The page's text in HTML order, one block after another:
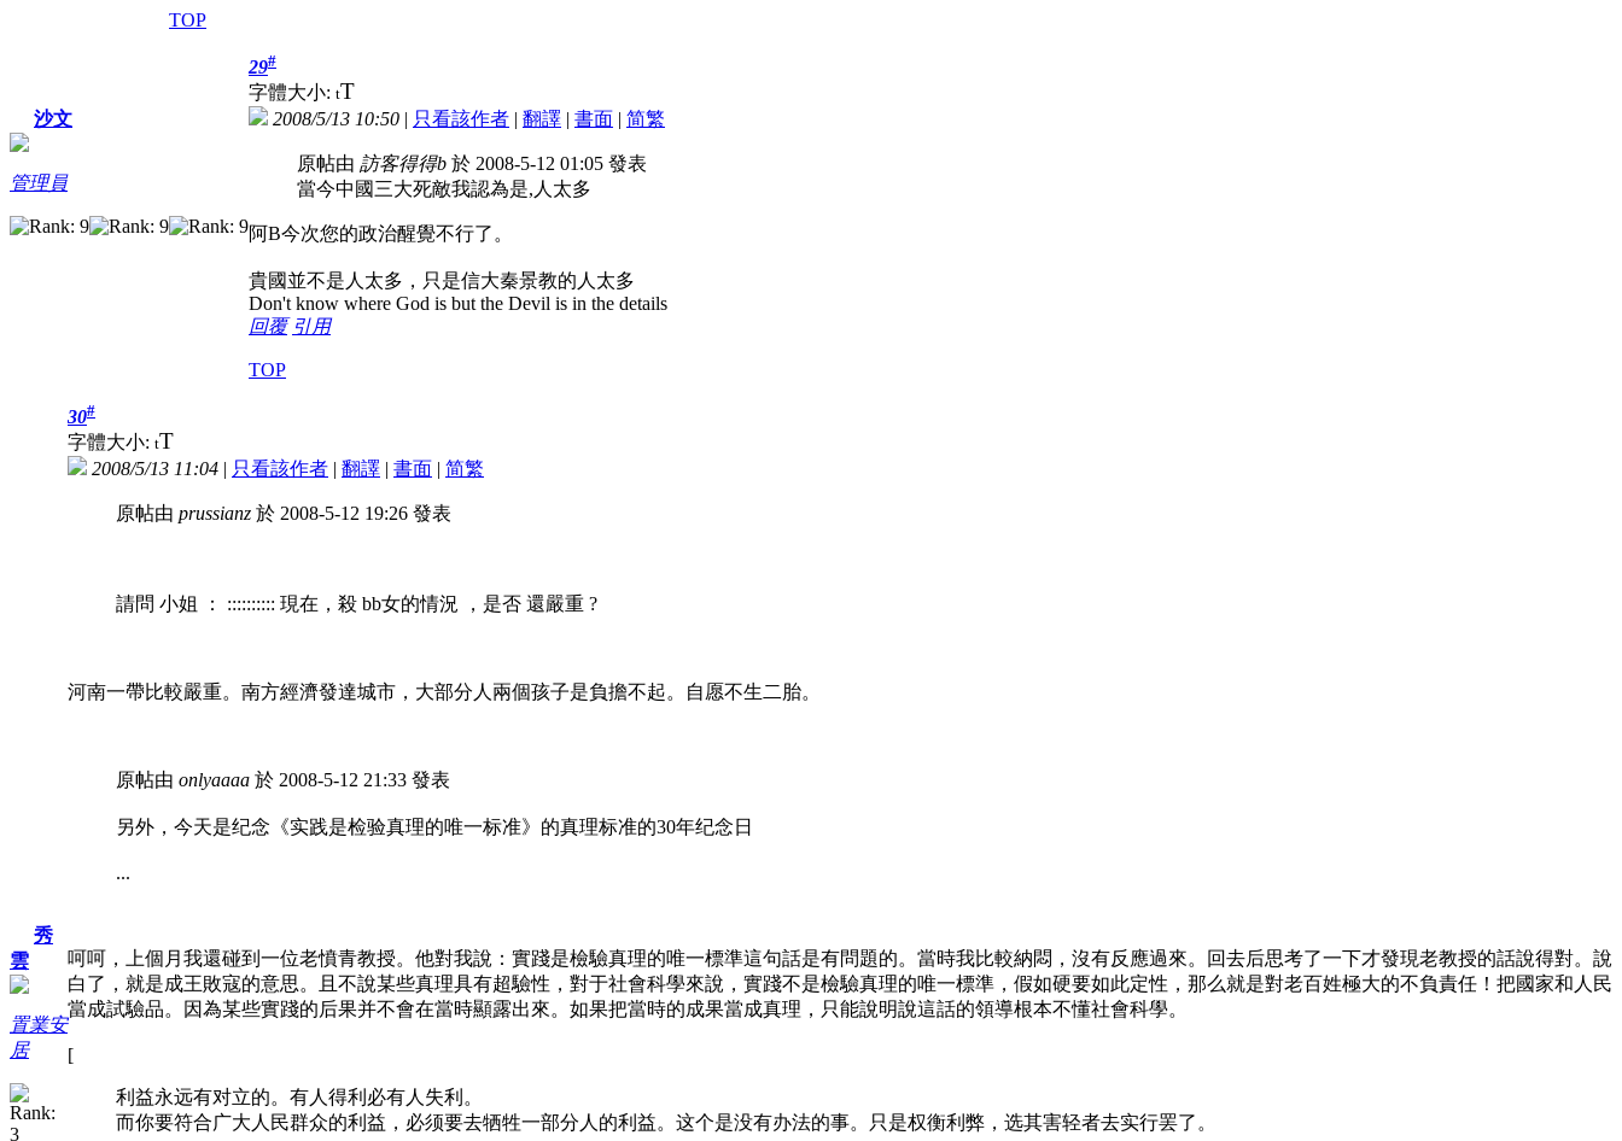
TOP
沙文
管理員
29#
字體大小: tT
2008/5/13 10:50 | 只看該作者 | 翻譯 | 書面 | 简繁
原帖由 訪客得得b 於 2008-5-12 01:05 發表
當今中國三大死敵我認為是,人太多
阿B今次您的政治醒覺不行了。
貴國並不是人太多，只是信大秦景教的人太多
Don't know where God is but the Devil is in the details
回覆 引用
TOP
秀
雲
置業安
居
30#
字體大小: tT
2008/5/13 11:04 | 只看該作者 | 翻譯 | 書面 | 简繁
原帖由 prussianz 於 2008-5-12 19:26 發表
請問 小姐 ： :::::::::: 現在，殺 bb女的情況 ，是否 還嚴重 ?
河南一帶比較嚴重。南方經濟發達城市，大部分人兩個孩子是負擔不起。自愿不生二胎。
原帖由 onlyaaaa 於 2008-5-12 21:33 發表
另外，今天是纪念《实践是检验真理的唯一标准》的真理标准的30年纪念日
...
呵呵，上個月我還碰到一位老憤青教授。他對我說：實踐是檢驗真理的唯一標準這句話是有問題的。當時我比較納悶，沒有反應過來。回去后思考了一下才發現老教授的話說得對。說
白了，就是成王敗寇的意思。且不說某些真理具有超驗性，對于社會科學來說，實踐不是檢驗真理的唯一標準，假如硬要如此定性，那么就是對老百姓極大的不負責任！把國家和人民
當成試驗品。因為某些實踐的后果并不會在當時顯露出來。如果把當時的成果當成真理，只能說明說這話的領導根本不懂社會科學。
[
利益永远有对立的。有人得利必有人失利。
而你要符合广大人民群众的利益，必须要去牺牲一部分人的利益。这个是没有办法的事。只是权衡利弊，选其害轻者去实行罢了。